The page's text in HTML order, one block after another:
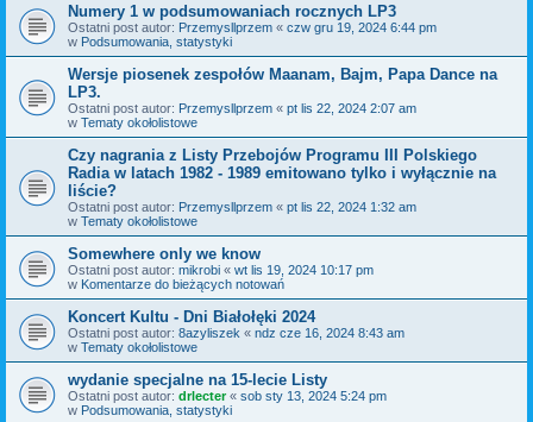
Numery 1 w podsumowaniach rocznych LP3
Ostatni post autor: Przemysllprzem « czw gru 19, 2024 6:44 pm
w Podsumowania, statystyki
Wersje piosenek zespołów Maanam, Bajm, Papa Dance na
LP3.
Ostatni post autor: Przemysllprzem « pt lis 22, 2024 2:07 am
w Tematy okołolistowe
Czy nagrania z Listy Przebojów Programu III Polskiego
Radia w latach 1982 - 1989 emitowano tylko i wyłącznie na
liście?
Ostatni post autor: Przemysllprzem « pt lis 22, 2024 1:32 am
w Tematy okołolistowe
Somewhere only we know
Ostatni post autor: mikrobi « wt lis 19, 2024 10:17 pm
w Komentarze do bieżących notowań
Koncert Kultu - Dni Białołęki 2024
Ostatni post autor: 8azyliszek « ndz cze 16, 2024 8:43 am
w Tematy okołolistowe
wydanie specjalne na 15-lecie Listy
Ostatni post autor: drlecter« sob sty 13, 2024 5:24 pm
w Podsumowania, statystyki